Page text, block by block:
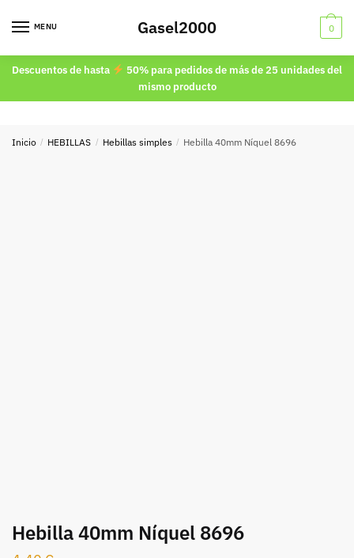
MENU Gasel2000 0
Descuentos de hasta
50% para pedidos de más de 25 unidades del
mismo producto
Inicio / HEBILLAS / Hebillas simples / Hebilla 40mm Níquel 8696
Hebilla 40mm Níquel 8696